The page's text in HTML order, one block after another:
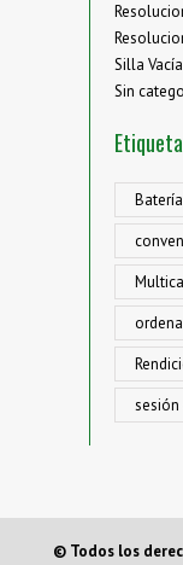
Silla Vacía
Sin
sesión
© Todos los